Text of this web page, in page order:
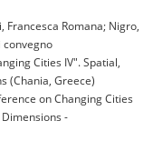
Romana; Nigro,
convegno
Cities IV". Spatial,
(Chania, Greece)
on Changing Cities
-